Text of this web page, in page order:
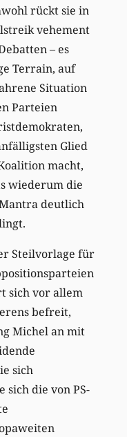
rückt sie in
vehement
– es
Terrain, auf
Situation
Parteien
Glied
macht,
wiederum die
deutlich
Steilvorlage für
sich vor allem
befreit,
Michel an mit
sich
sich die von PS-